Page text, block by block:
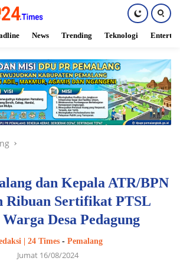
News Trending Teknologi
dan Kepala ATR/BPN
Ribuan Sertifikat PTSL
Desa Pedagung
| 24 Times - Pemalang
Jumat 16/08/2024